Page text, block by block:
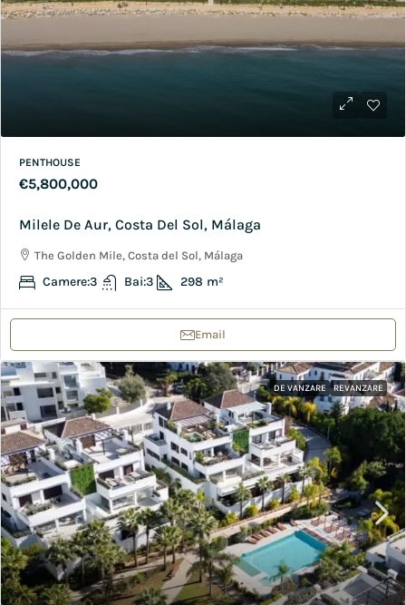
PENTHOUSE
€5,800,000
Milele De Aur, Costa Del Sol, Málaga
The Golden Mile, Costa del Sol, Málaga
Camere:3 Bai:3 298 m²
Email
DE VANZARE REVANZARE